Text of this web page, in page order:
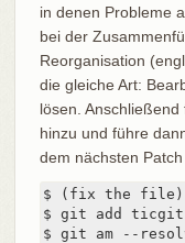
in denen Probleme
bei der
Reorganisation
die gleiche Art:
lösen.
hinzu und führe
dem nächsten
$ (fix the file)
$ git add
$ git am --